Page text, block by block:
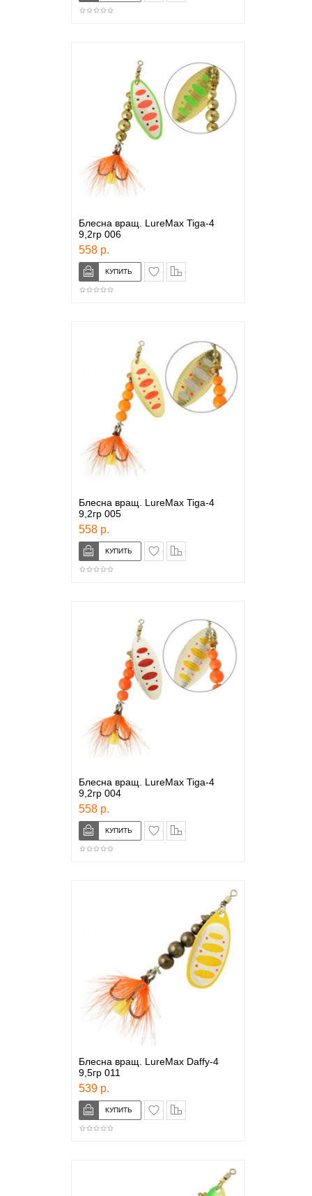
Блесна вращ. LureMax Tiga-4
9,2гр 006
558 р.
в закладки
Блесна вращ. LureMax Tiga-4
9,2гр 005
558 р.
в закладки
Блесна вращ. LureMax Tiga-4
9,2гр 004
558 р.
в закладки
Блесна вращ. LureMax Daffy-4
9,5гр 011
539 р.
в закладки